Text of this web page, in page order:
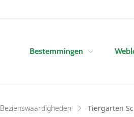
Bestemmingen
Bezienswaardigheden Tiergarten